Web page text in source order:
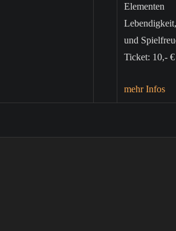
und
Ticket: 10,- €
mehr Infos